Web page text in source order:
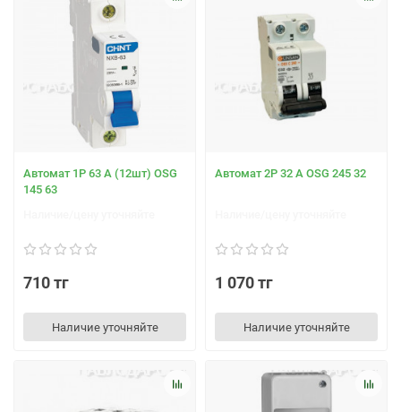
Автомат 1Р 63 А (12шт) OSG
145 63
710 тг
Наличие уточняйте
Автомат 2Р 32 А OSG 245 32
1 070 тг
Наличие уточняйте